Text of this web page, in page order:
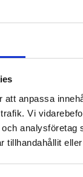
anpassa
Vi
tillhandahållit
+